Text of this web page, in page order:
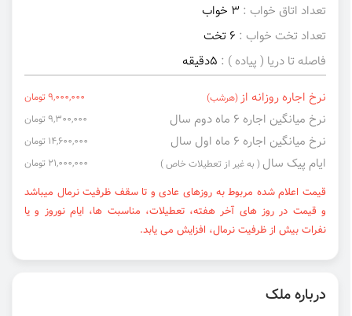
تعداد اتاق خواب : 3 خواب
تعداد تخت خواب : 6 تخت
فاصله تا دریا ( پیاده ) : 5دقیقه
نرخ اجاره روزانه از (هرشب) 9,000,000 تومان
نرخ میانگین اجاره ۶ ماه دوم سال 9,300,000 تومان
نرخ میانگین اجاره ۶ ماه اول سال 14,600,000 تومان
ایام پیک سال ( به غیر از تعطیلات خاص ) 21,000,000 تومان
قیمت اعلام شده مربوط به روزهای عادی و تا سقف ظرفیت نرمال میباشد
و قیمت در روز های آخر هفته، تعطیلات، مناسبت ها، ایام نوروز و یا
نفرات بیش از ظرفیت نرمال، افزایش می یابد.
درباره ملک